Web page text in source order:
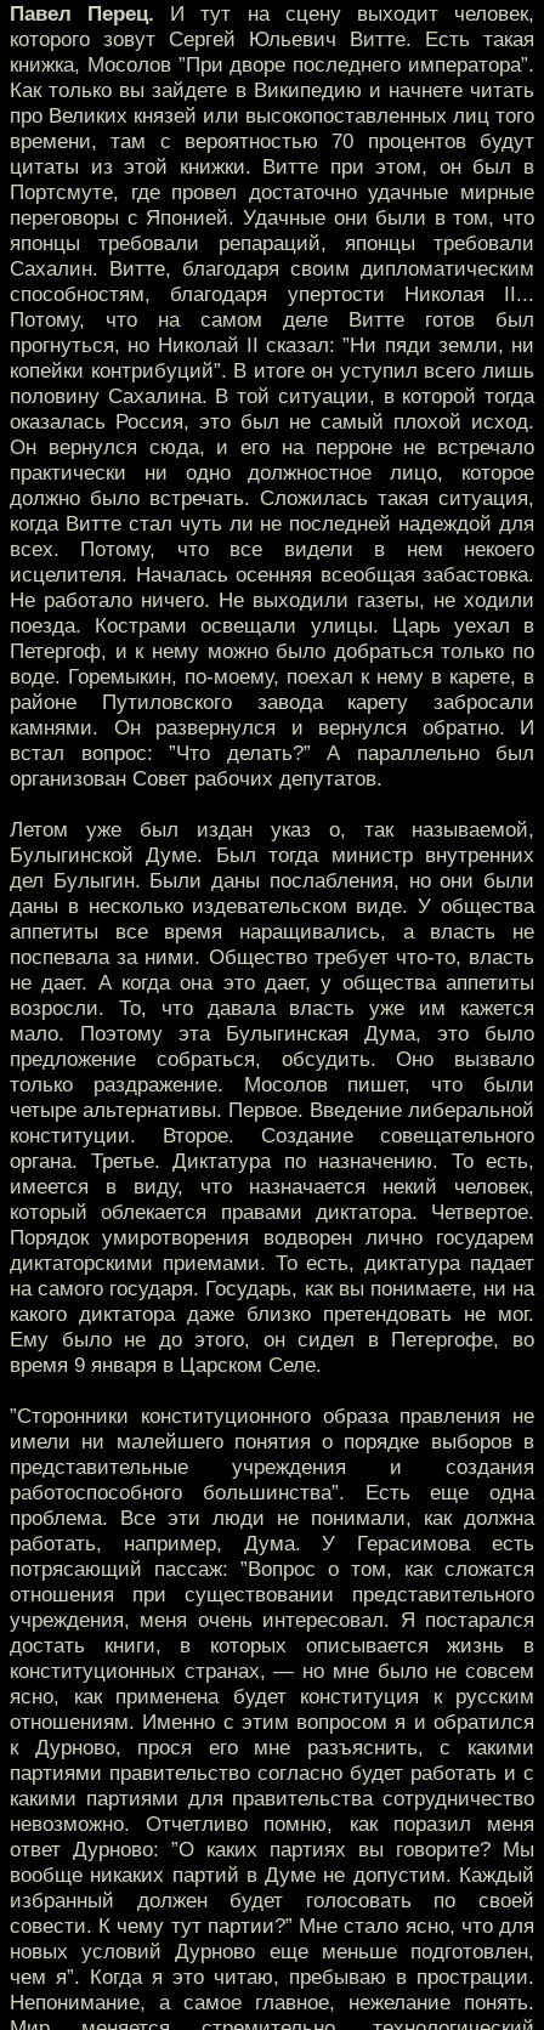
Павел Перец. И тут на сцену выходит человек,
которого зовут Сергей Юльевич Витте. Есть такая
книжка, Мосолов ”При дворе последнего императора”.
Как только вы зайдете в Википедию и начнете читать
про Великих князей или высокопоставленных лиц того
времени, там с вероятностью 70 процентов будут
цитаты из этой книжки. Витте при этом, он был в
Портсмуте, где провел достаточно удачные мирные
переговоры с Японией. Удачные они были в том, что
японцы требовали репараций, японцы требовали
Сахалин. Витте, благодаря своим дипломатическим
способностям, благодаря упертости Николая II...
Потому, что на самом деле Витте готов был
прогнуться, но Николай II сказал: ”Ни пяди земли, ни
копейки контрибуций”. В итоге он уступил всего лишь
половину Сахалина. В той ситуации, в которой тогда
оказалась Россия, это был не самый плохой исход.
Он вернулся сюда, и его на перроне не встречало
практически ни одно должностное лицо, которое
должно было встречать. Сложилась такая ситуация,
когда Витте стал чуть ли не последней надеждой для
всех. Потому, что все видели в нем некоего
исцелителя. Началась осенняя всеобщая забастовка.
Не работало ничего. Не выходили газеты, не ходили
поезда. Кострами освещали улицы. Царь уехал в
Петергоф, и к нему можно было добраться только по
воде. Горемыкин, по-моему, поехал к нему в карете, в
районе Путиловского завода карету забросали
камнями. Он развернулся и вернулся обратно. И
встал вопрос: ”Что делать?” А параллельно был
организован Совет рабочих депутатов.
Летом уже был издан указ о, так называемой,
Булыгинской Думе. Был тогда министр внутренних
дел Булыгин. Были даны послабления, но они были
даны в несколько издевательском виде. У общества
аппетиты все время наращивались, а власть не
поспевала за ними. Общество требует что-то, власть
не дает. А когда она это дает, у общества аппетиты
возросли. То, что давала власть уже им кажется
мало. Поэтому эта Булыгинская Дума, это было
предложение собраться, обсудить. Оно вызвало
только раздражение. Мосолов пишет, что были
четыре альтернативы. Первое. Введение либеральной
конституции. Второе. Создание совещательного
органа. Третье. Диктатура по назначению. То есть,
имеется в виду, что назначается некий человек,
который облекается правами диктатора. Четвертое.
Порядок умиротворения водворен лично государем
диктаторскими приемами. То есть, диктатура падает
на самого государя. Государь, как вы понимаете, ни на
какого диктатора даже близко претендовать не мог.
Ему было не до этого, он сидел в Петергофе, во
время 9 января в Царском Селе.
”Сторонники конституционного образа правления не
имели ни малейшего понятия о порядке выборов в
представительные учреждения и создания
работоспособного большинства”. Есть еще одна
проблема. Все эти люди не понимали, как должна
работать, например, Дума. У Герасимова есть
потрясающий пассаж: ”Вопрос о том, как сложатся
отношения при существовании представительного
учреждения, меня очень интересовал. Я постарался
достать книги, в которых описывается жизнь в
конституционных странах, — но мне было не совсем
ясно, как применена будет конституция к русским
отношениям. Именно с этим вопросом я и обратился
к Дурново, прося его мне разъяснить, с какими
партиями правительство согласно будет работать и с
какими партиями для правительства сотрудничество
невозможно. Отчетливо помню, как поразил меня
ответ Дурново: ”О каких партиях вы говорите? Мы
вообще никаких партий в Думе не допустим. Каждый
избранный должен будет голосовать по своей
совести. К чему тут партии?” Мне стало ясно, что для
новых условий Дурново еще меньше подготовлен,
чем я”. Когда я это читаю, пребываю в прострации.
Непонимание, а самое главное, нежелание понять.